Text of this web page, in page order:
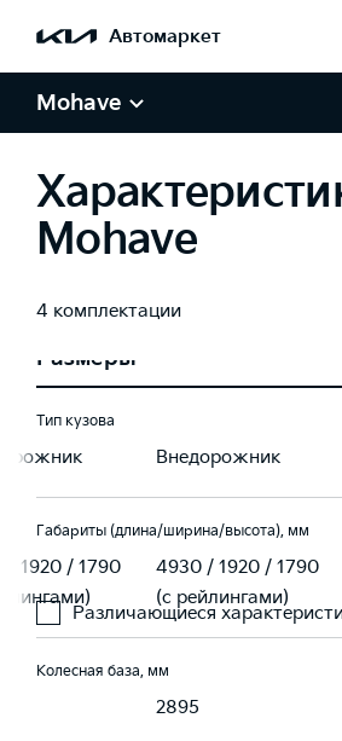
Автомаркет
Mohave
Mohave
4 комплектации
Различающиеся
Привод
Полный
8,7
Расход топлива комбинированный, л/100
Размеры
Тип кузова
Внедорожник
Габариты (длина/ширина/высота), мм
/ 1920 / 1790
4930 / 1920 / 1790
(с рейлингами)
Колесная база, мм
2895